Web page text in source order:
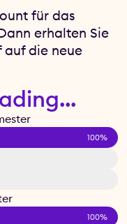
für das
erhalten Sie
die neue
100%
100%